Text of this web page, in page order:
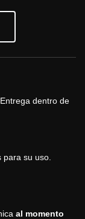
dentro de
su uso.
al momento